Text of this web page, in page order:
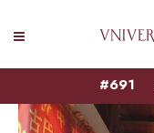
#691